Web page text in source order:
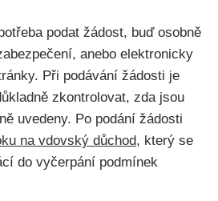
podat žádost, buď osobně
anebo elektronicky
Při podávání žádosti je
zkontrolovat, zda jsou
uvedeny. Po podání žádosti
na vdovský důchod, který se
do vyčerpání podmínek